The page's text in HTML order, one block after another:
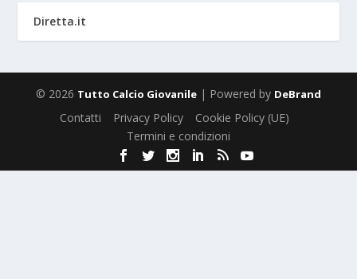
Diretta.it
© 2026 Tutto Calcio Giovanile | Powered by DeBrand
Contatti Privacy Policy
Cookie Policy (UE)
Termini e condizioni